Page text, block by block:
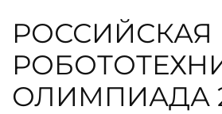
РОССИЙСКАЯ
ОЛИМПИАДА